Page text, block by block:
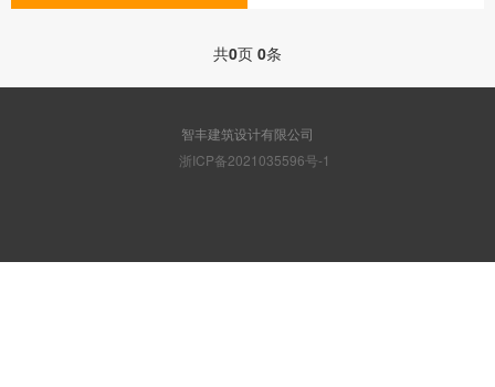
共0页 0条
智丰建筑设计有限公司
浙ICP备2021035596号-1